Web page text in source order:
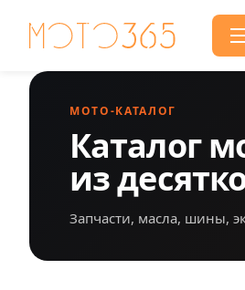
МОТО-КАТАЛОГ
Каталог
из
Запчасти, масла, шины,